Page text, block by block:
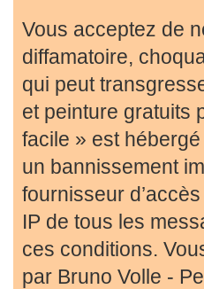
Vous acceptez de
diffamatoire,
qui peut
et peinture gratuits
facile » est
un bannissement
fournisseur
IP de tous les
ces conditions.
par Bruno Volle -